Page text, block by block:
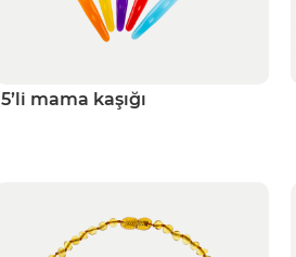
5’li mama kaşığı